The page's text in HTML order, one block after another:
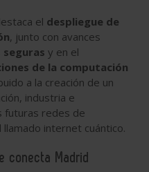
el despliegue de
, junto con avances
seguras y en el
de la computación
a la creación de un
industria e
futuras redes de
internet cuántico.
conecta Madrid